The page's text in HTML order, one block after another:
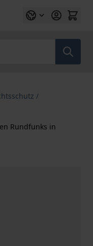
/
Rundfunks in